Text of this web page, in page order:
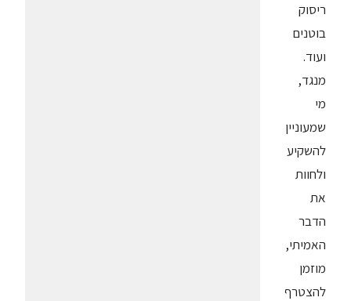
ריסוק
בוטנים
ועוד.
מנגד,
מי
שמעוניין
להשקיע
ולחוות
את
הדבר
האמיתי,
מוזמן
להצטרף